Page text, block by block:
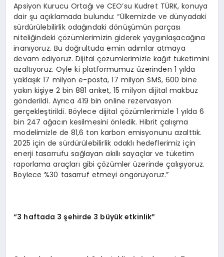
Apsiyon Kurucu Ortağı ve CEO’su Kudret TÜRK, konuya
dair şu açıklamada bulundu: “Ülkemizde ve dünyadaki
sürdürülebilirlik odağındaki dönüşümün parçası
niteliğindeki çözümlerimizin giderek yaygınlaşacağına
inanıyoruz. Bu doğrultuda emin adımlar atmaya
devam ediyoruz. Dijital çözümlerimizle kağıt tüketimini
azaltıyoruz. Öyle ki platformumuz üzerinden 1 yılda
yaklaşık 17 milyon e-posta, 17 milyon SMS, 600 bine
yakın kişiye 2 bin 881 anket, 15 milyon dijital makbuz
gönderildi. Ayrıca 419 bin online rezervasyon
gerçekleştirildi. Böylece dijital çözümlerimizle 1 yılda 6
bin 247 ağacın kesilmesini önledik. Hibrit çalışma
modelimizle de 81,6 ton karbon emisyonunu azalttık.
2025 için de sürdürülebilirlik odaklı hedeflerimiz için
enerji tasarrufu sağlayan akıllı sayaçlar ve tüketim
raporlama araçları gibi çözümler üzerinde çalışıyoruz.
Böylece %30 tasarruf etmeyi öngörüyoruz.”
“3 haftada 3 şehirde 3 büyük etkinlik”